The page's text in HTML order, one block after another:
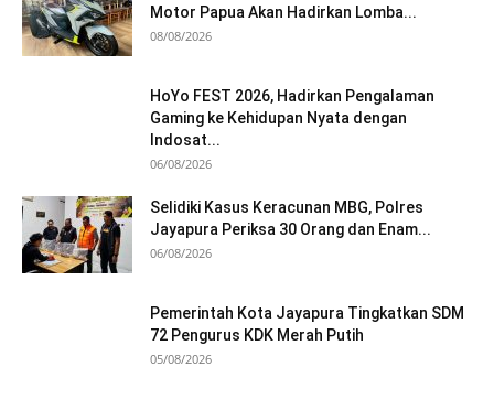
Motor Papua Akan Hadirkan Lomba...
08/08/2026
HoYo FEST 2026, Hadirkan Pengalaman
Gaming ke Kehidupan Nyata dengan
Indosat...
06/08/2026
Selidiki Kasus Keracunan MBG, Polres
Jayapura Periksa 30 Orang dan Enam...
06/08/2026
Pemerintah Kota Jayapura Tingkatkan SDM
72 Pengurus KDK Merah Putih
05/08/2026